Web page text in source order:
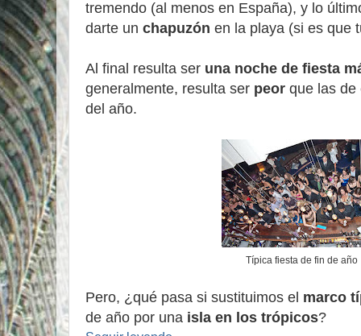
tremendo (al menos en España), y lo
darte un chapuzón en la playa (si es que
Al final resulta ser una noche de fiesta
generalmente, resulta ser peor que las de
del año.
Típica fiesta de fin de año
Pero, ¿qué pasa si sustituimos el marco
de año por una isla en los trópicos?